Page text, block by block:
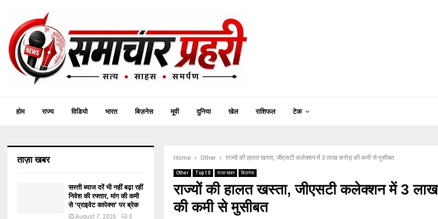
होम राज्य विडियो भारत बिज़नेस मूवी दुनिया खेल राशिफल टेक
Home Other राज्यों की हालत खस्ता, जीएसटी कलेक्शन में 3 लाख करोड़ की कमी से मुसीबत
Other Top 10 ताज़ा खबर बिज़नेस
राज्यों की हालत खस्ता, जीएसटी कलेक्शन में 3
की कमी से मुसीबत
ताज़ा खबर
सस्ती ब्याज दरें भी नहीं बढ़ा रहीं
निवेश की रफ्तार, मांग की कमी
से ‘प्राइवेट कापेक्स’ पर ब्रेक
August 7, 2026 0